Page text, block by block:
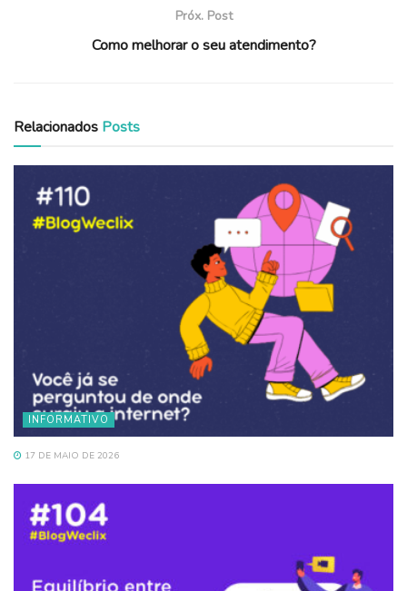
Próx. Post
Como melhorar o seu atendimento?
Relacionados Posts
INFORMATIVO
17 DE MAIO DE 2026